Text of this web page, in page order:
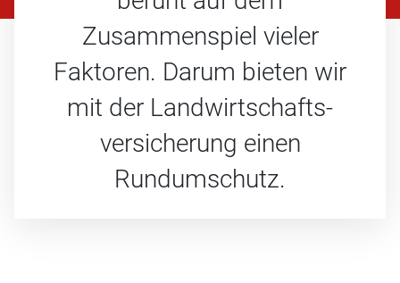
Zusammenspiel vieler
Faktoren. Darum bieten wir
mit der Landwirtschafts­
versicherung einen
Rundumschutz.